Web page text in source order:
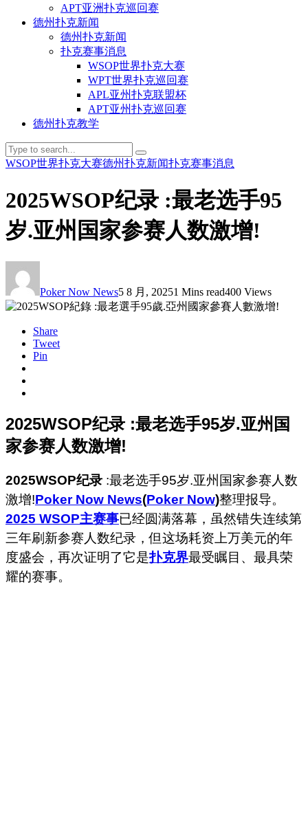
APT亚洲扑克巡回赛
德州扑克新闻
德州扑克新闻
扑克赛事消息
WSOP世界扑克大赛
WPT世界扑克巡回赛
APL亚州扑克联盟杯
APT亚州扑克巡回赛
德州扑克教学
WSOP世界扑克大赛德州扑克新闻扑克赛事消息
2025WSOP纪录 :最老选手95
岁.亚州国家参赛人数激增!
Poker Now News5 8 月, 20251 Mins read400 Views
Share
Tweet
Pin
2025WSOP纪录 :最老选手95岁.亚州国
家参赛人数激增!
2025WSOP纪录 :最老选手95岁.亚州国家参赛人数
激增!Poker Now News(Poker Now)整理报导。
2025 WSOP主赛事已经圆满落幕，虽然错失连续第
三年刷新参赛人数纪录，但这场耗资上万美元的年
度盛会，再次证明了它是扑克界最受瞩目、最具荣
耀的赛事。